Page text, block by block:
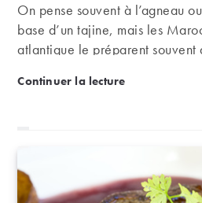
On pense souvent à l’agneau
base d’un tajine, mais les
atlantique le préparent souvent
Mâconnais, toujours à l’aise
Continuer la lectureRecette – Tajine